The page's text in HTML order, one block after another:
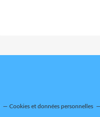
Cookies et données personnelles